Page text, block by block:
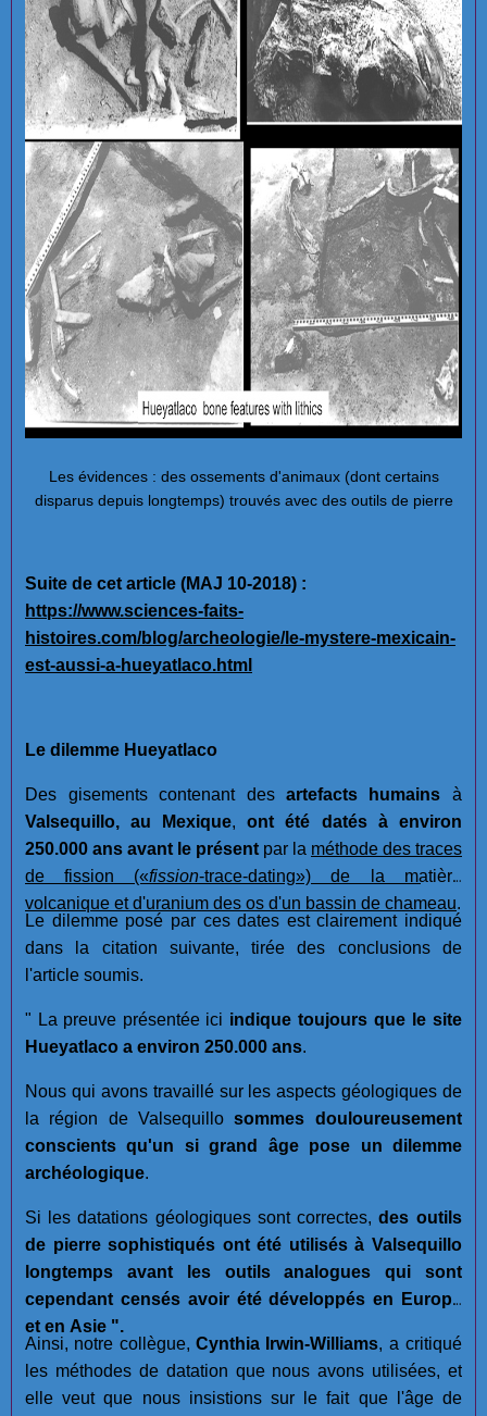
Les évidences : des ossements d'animaux (dont certains
disparus depuis longtemps) trouvés avec des outils de pierre
Suite de cet article (MAJ 10-2018) :
https://www.sciences-faits-
histoires.com/blog/archeologie/le-mystere-mexicain-
est-aussi-a-hueyatlaco.html
Le dilemme Hueyatlaco
Des gisements contenant des artefacts humains à
Valsequillo, au Mexique, ont été datés à environ
250.000 ans avant le présent par la méthode des traces
de fission («fission-trace-dating») de la matière
volcanique et d'uranium des os d'un bassin de chameau.
Le dilemme posé par ces dates est clairement indiqué
dans la citation suivante, tirée des conclusions de
l'article soumis.
" La preuve présentée ici indique toujours que le site
Hueyatlaco a environ 250.000 ans.
Nous qui avons travaillé sur les aspects géologiques de
la région de Valsequillo sommes douloureusement
conscients qu'un si grand âge pose un dilemme
archéologique.
Si les datations géologiques sont correctes, des outils
de pierre sophistiqués ont été utilisés à Valsequillo
longtemps avant les outils analogues qui sont
cependant censés avoir été développés en Europe
et en Asie ".
Ainsi, notre collègue, Cynthia Irwin-Williams, a critiqué
les méthodes de datation que nous avons utilisées, et
elle veut que nous insistions sur le fait que l'âge de